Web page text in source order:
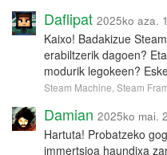
Daflipat 2025ko aza.
Kaixo! Badakizue
erabiltzerik dagoen?
modurik legokeen?
Steam Machine, Steam
Damian 2025ko mai.
Hartuta! Probatzeko
immertsioa haundixa